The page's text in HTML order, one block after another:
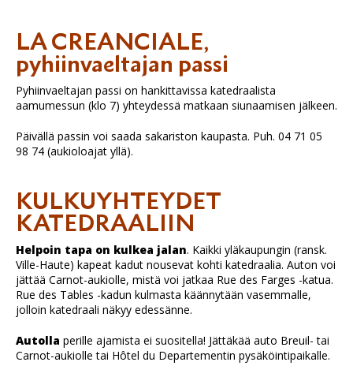
LA CREANCIALE,
pyhiinvaeltajan passi
Pyhiinvaeltajan passi on hankittavissa katedraalista
aamumessun (klo 7) yhteydessä matkaan siunaamisen jälkeen.
Päivällä passin voi saada sakariston kaupasta. Puh. 04 71 05
98 74 (aukioloajat yllä).
KULKUYHTEYDET
KATEDRAALIIN
Helpoin tapa on kulkea jalan. Kaikki yläkaupungin (ransk.
Ville-Haute) kapeat kadut nousevat kohti katedraalia. Auton voi
jättää Carnot-aukiolle, mistä voi jatkaa Rue des Farges -katua.
Rue des Tables -kadun kulmasta käännytään vasemmalle,
jolloin katedraali näkyy edessänne.
Autolla perille ajamista ei suositella! Jättäkää auto Breuil- tai
Carnot-aukiolle tai Hôtel du Departementin pysäköintipaikalle.